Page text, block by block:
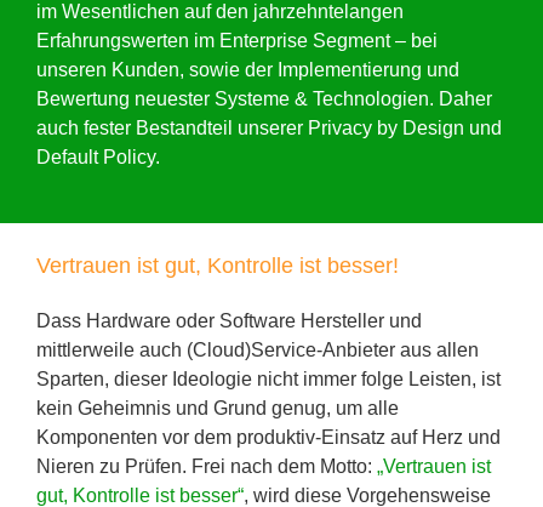
im Wesentlichen auf den jahrzehntelangen
Erfahrungswerten im Enterprise Segment – bei
unseren Kunden, sowie der Implementierung und
Bewertung neuester Systeme & Technologien. Daher
auch fester Bestandteil unserer Privacy by Design und
Default Policy.
Vertrauen ist gut, Kontrolle ist besser!
Dass Hardware oder Software Hersteller und
mittlerweile auch (Cloud)Service-Anbieter aus allen
Sparten, dieser Ideologie nicht immer folge Leisten, ist
kein Geheimnis und Grund genug, um alle
Komponenten vor dem produktiv-Einsatz auf Herz und
Nieren zu Prüfen. Frei nach dem Motto: „Vertrauen ist
gut, Kontrolle ist besser“, wird diese Vorgehensweise